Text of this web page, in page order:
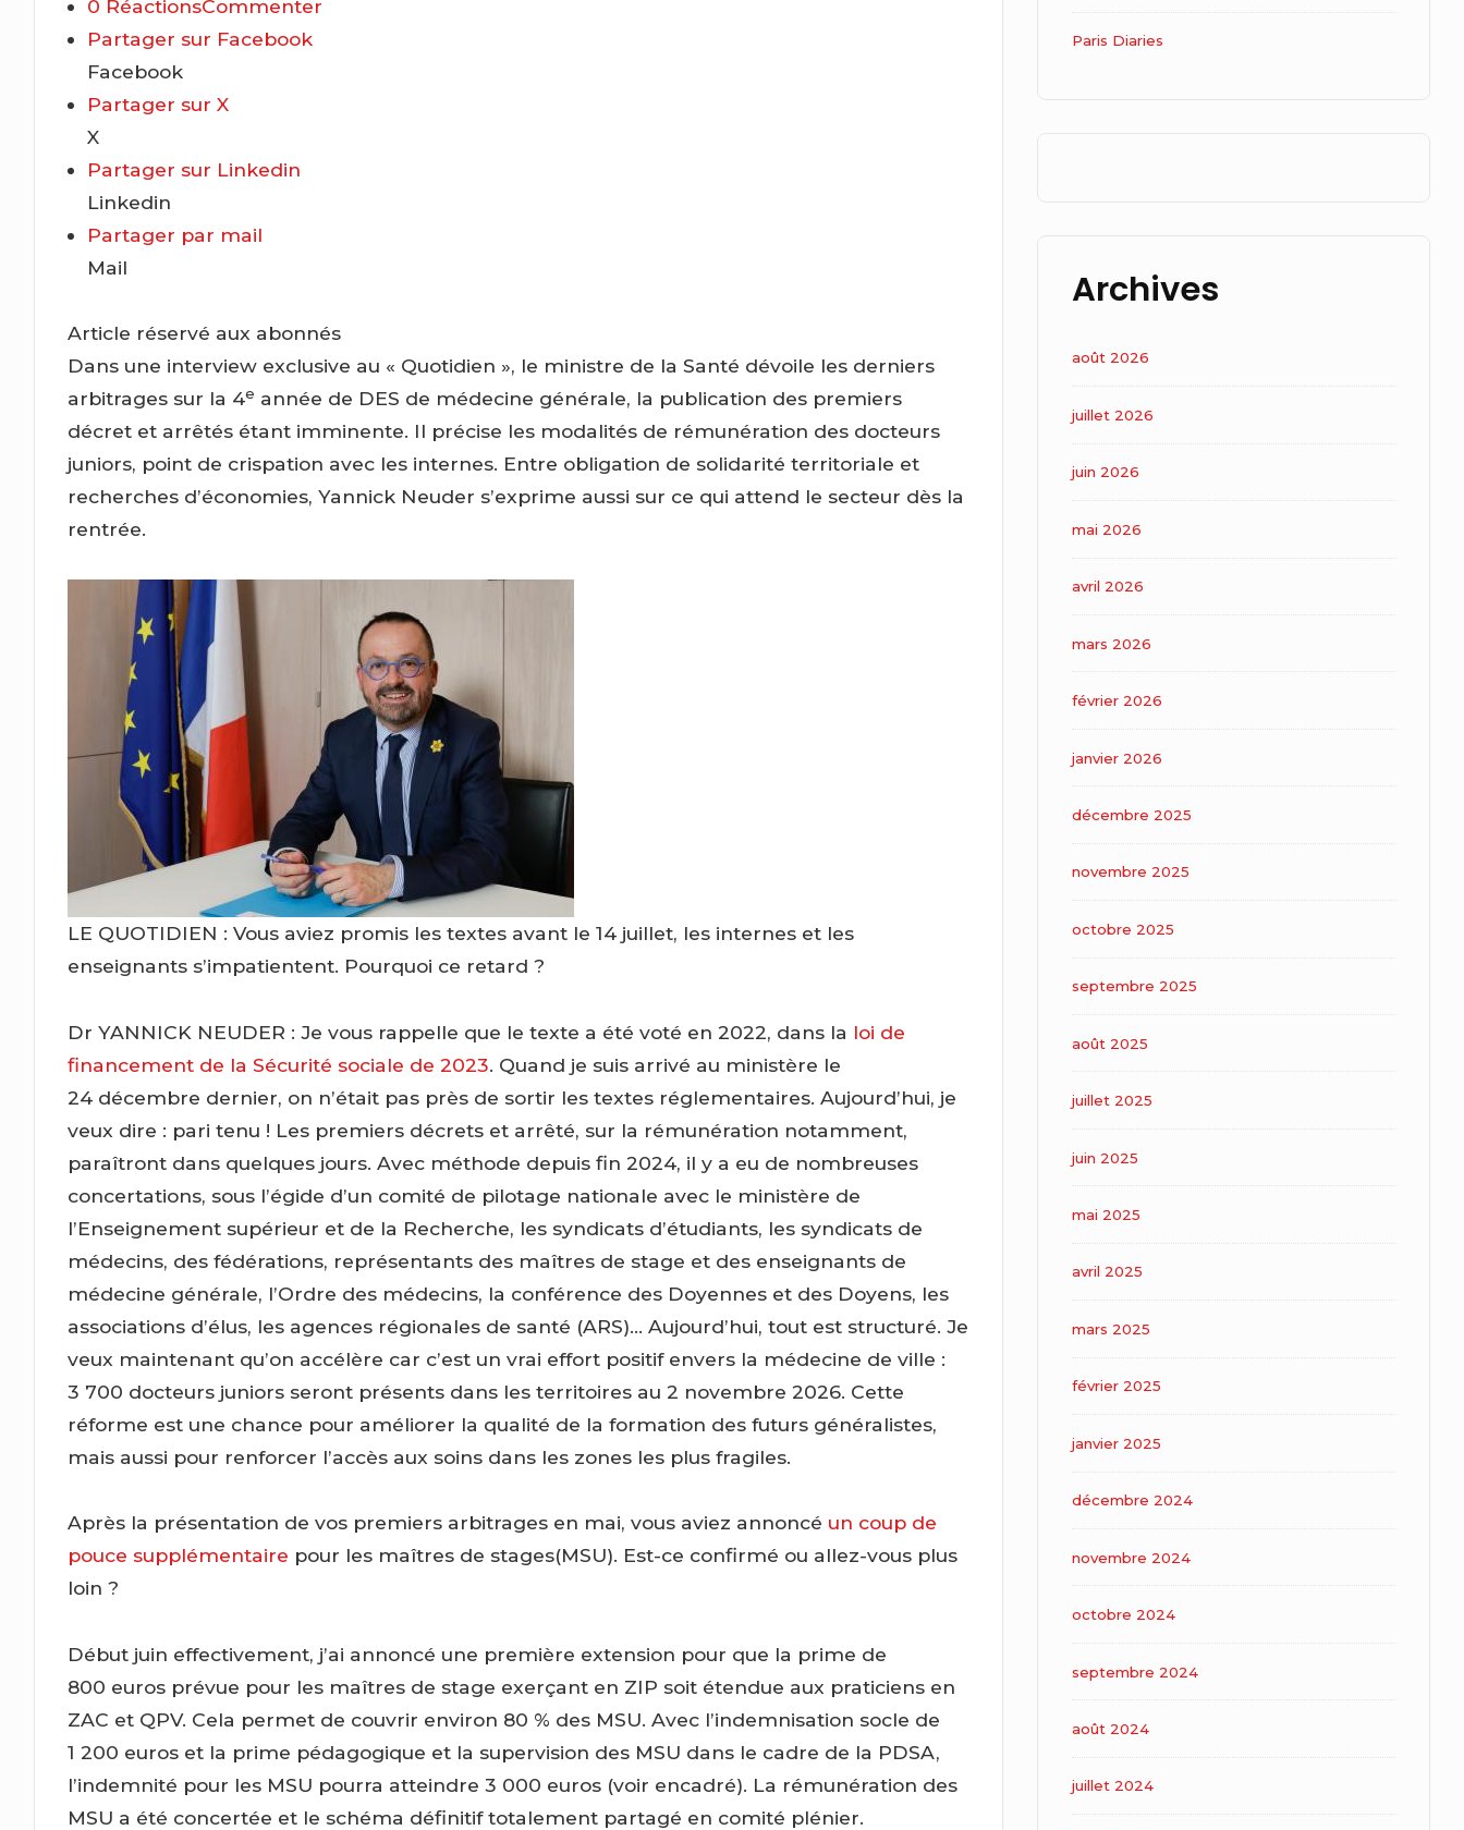
0 RéactionsCommenter
Partager sur Facebook
Facebook
Partager sur X
X
Partager sur Linkedin
Linkedin
Partager par mail
Mail
Article réservé aux abonnés
Dans une interview exclusive au « Quotidien », le ministre de la Santé dévoile les derniers
arbitrages sur la 4e année de DES de médecine générale, la publication des premiers
décret et arrêtés étant imminente. Il précise les modalités de rémunération des docteurs
juniors, point de crispation avec les internes. Entre obligation de solidarité territoriale et
recherches d’économies, Yannick Neuder s’exprime aussi sur ce qui attend le secteur dès la
rentrée.
LE QUOTIDIEN : Vous aviez promis les textes avant le 14 juillet, les internes et les
enseignants s’impatientent. Pourquoi ce retard ?
Dr YANNICK NEUDER : Je vous rappelle que le texte a été voté en 2022, dans la loi de
financement de la Sécurité sociale de 2023. Quand je suis arrivé au ministère le
24 décembre dernier, on n’était pas près de sortir les textes réglementaires. Aujourd’hui, je
veux dire : pari tenu ! Les premiers décrets et arrêté, sur la rémunération notamment,
paraîtront dans quelques jours. Avec méthode depuis fin 2024, il y a eu de nombreuses
concertations, sous l’égide d’un comité de pilotage nationale avec le ministère de
l’Enseignement supérieur et de la Recherche, les syndicats d’étudiants, les syndicats de
médecins, des fédérations, représentants des maîtres de stage et des enseignants de
médecine générale, l’Ordre des médecins, la conférence des Doyennes et des Doyens, les
associations d’élus, les agences régionales de santé (ARS)… Aujourd’hui, tout est structuré. Je
veux maintenant qu’on accélère car c’est un vrai effort positif envers la médecine de ville :
3 700 docteurs juniors seront présents dans les territoires au 2 novembre 2026. Cette
réforme est une chance pour améliorer la qualité de la formation des futurs généralistes,
mais aussi pour renforcer l’accès aux soins dans les zones les plus fragiles.
Après la présentation de vos premiers arbitrages en mai, vous aviez annoncé un coup de
pouce supplémentaire pour les maîtres de stages(MSU). Est-ce confirmé ou allez-vous plus
loin ?
Début juin effectivement, j’ai annoncé une première extension pour que la prime de
800 euros prévue pour les maîtres de stage exerçant en ZIP soit étendue aux praticiens en
ZAC et QPV. Cela permet de couvrir environ 80 % des MSU. Avec l’indemnisation socle de
1 200 euros et la prime pédagogique et la supervision des MSU dans le cadre de la PDSA,
l’indemnité pour les MSU pourra atteindre 3 000 euros (voir encadré). La rémunération des
MSU a été concertée et le schéma définitif totalement partagé en comité plénier.
Paris Diaries
Archives
août 2026
juillet 2026
juin 2026
mai 2026
avril 2026
mars 2026
février 2026
janvier 2026
décembre 2025
novembre 2025
octobre 2025
septembre 2025
août 2025
juillet 2025
juin 2025
mai 2025
avril 2025
mars 2025
février 2025
janvier 2025
décembre 2024
novembre 2024
octobre 2024
septembre 2024
août 2024
juillet 2024